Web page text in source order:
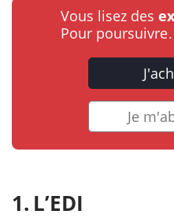
Vous lisez des
Pour
Je
L’EDI